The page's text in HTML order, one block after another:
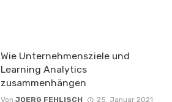
Wie Unternehmensziele und
Learning Analytics
zusammenhängen
Von JOERG FEHLISCH 25. Januar 2021